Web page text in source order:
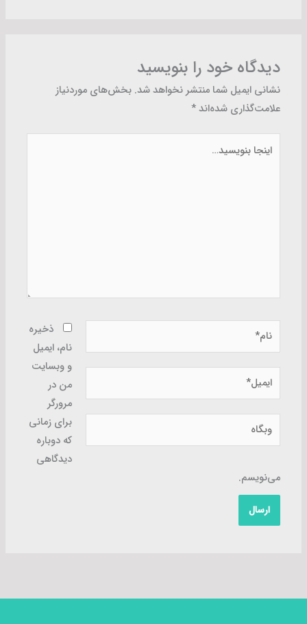
دیدگاه‌ خود را بنویسید
نشانی ایمیل شما منتشر نخواهد شد. بخش‌های موردنیاز
علامت‌گذاری شده‌اند*
بنویسید…
نام*
ایمیل*
وبگاه
ذخیره
نام، ایمیل
و وبسایت
من در
مرورگر
برای زمانی
که دوباره
دیدگاهی
می‌نویسم.